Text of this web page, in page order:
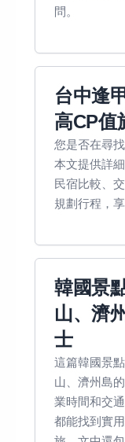
問。
台中逢
高CP值
您是否在尋
本文提供詳
民宿比較、
規劃行程，
韓國景
山、濟
士
這篇韓國景
山、濟州島
業時間和交
都能找到實